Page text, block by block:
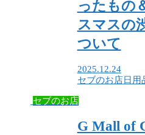
ったもの
スマスの
ついて
2025.12.24
セブのお店日用
セブのお店
G Mall of